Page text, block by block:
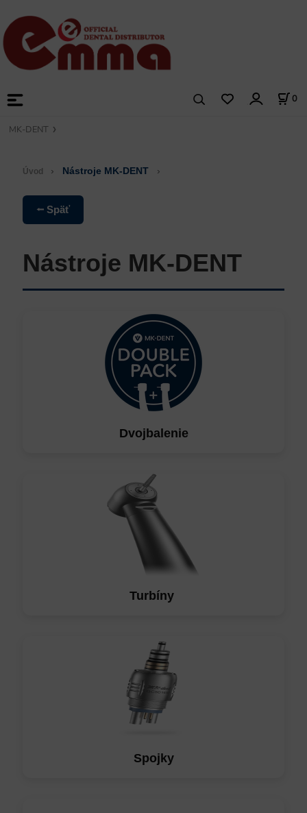
0
MK-DENT
Úvod › Nástroje MK-DENT ›
⭠ Späť
Nástroje MK-DENT
Dvojbalenie
Turbíny
Spojky